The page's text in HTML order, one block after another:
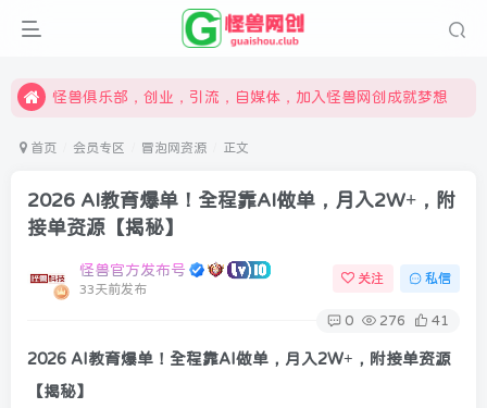
限时开通会员更享折扣，超高返佣
怪兽俱乐部，创业，引流，自媒体，加入怪兽网创成就梦想
首页 会员专区 冒泡网资源 正文
2026 AI教育爆单！全程靠AI做单，月入2W+，附
接单资源【揭秘】
怪兽官方发布号
33天前发布
关注 私信
0 276 41
2026 AI教育爆单！全程靠AI做单，月入2W+，附接单资源
【揭秘】